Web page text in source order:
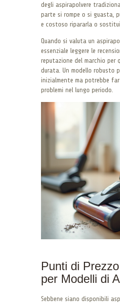
degli aspirapolvere
parte si rompe o si guasta,
e costoso ripararla o
Quando si valuta un
essenziale leggere le
reputazione del marchio per
durata. Un modello robusto
inizialmente ma potrebbe
problemi nel lungo periodo.
Punti di
per Modelli di
Sebbene siano disponibili